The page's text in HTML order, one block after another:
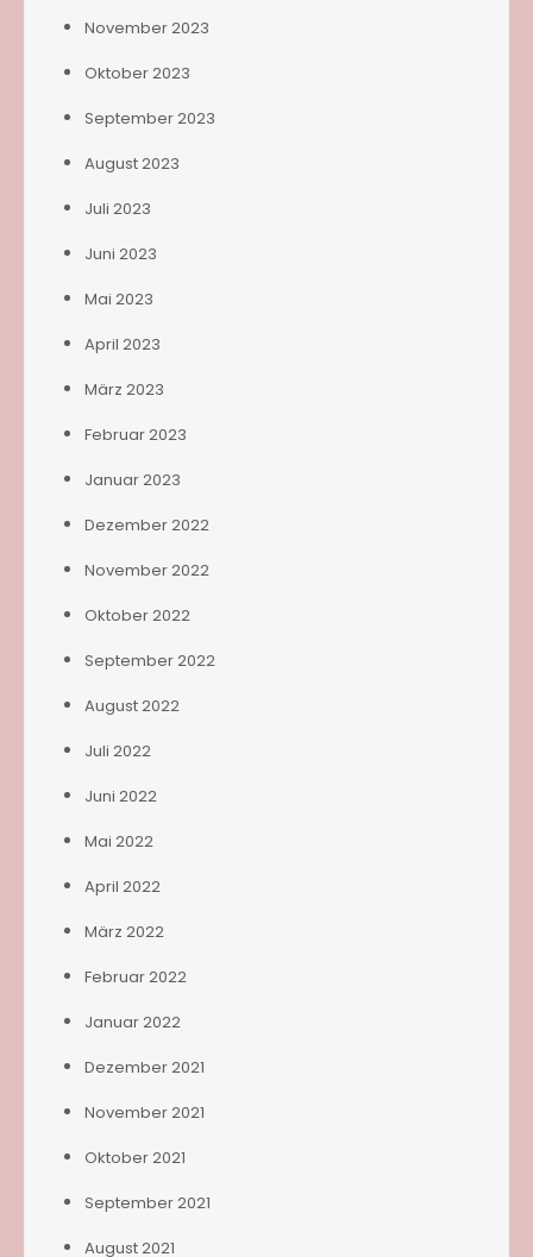
November 2023
Oktober 2023
September 2023
August 2023
Juli 2023
Juni 2023
Mai 2023
April 2023
März 2023
Februar 2023
Januar 2023
Dezember 2022
November 2022
Oktober 2022
September 2022
August 2022
Juli 2022
Juni 2022
Mai 2022
April 2022
März 2022
Februar 2022
Januar 2022
Dezember 2021
November 2021
Oktober 2021
September 2021
August 2021